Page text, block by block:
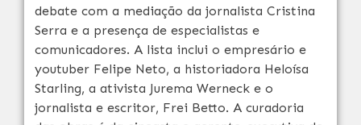
debate com a mediação da jornalista Cristina
Serra e a presença de especialistas e
comunicadores. A lista inclui o empresário e
youtuber Felipe Neto, a historiadora Heloísa
Starling, a ativista Jurema Werneck e o
jornalista e escritor, Frei Betto. A curadoria